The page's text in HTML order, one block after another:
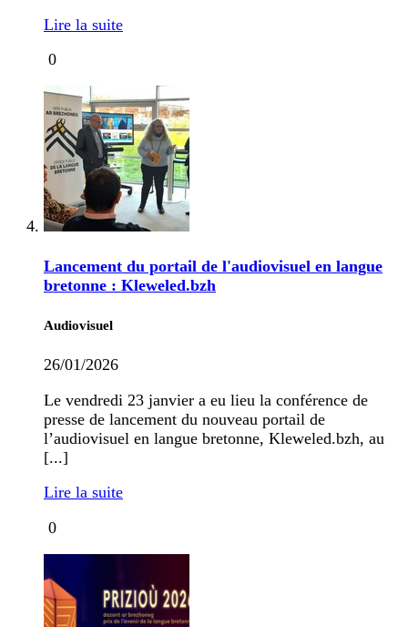
Lire la suite
0
Lancement du portail de l'audiovisuel en langue
bretonne : Kleweled.bzh
Audiovisuel
26/01/2026
Le vendredi 23 janvier a eu lieu la conférence de
presse de lancement du nouveau portail de
l’audiovisuel en langue bretonne, Kleweled.bzh, au
[...]
Lire la suite
0